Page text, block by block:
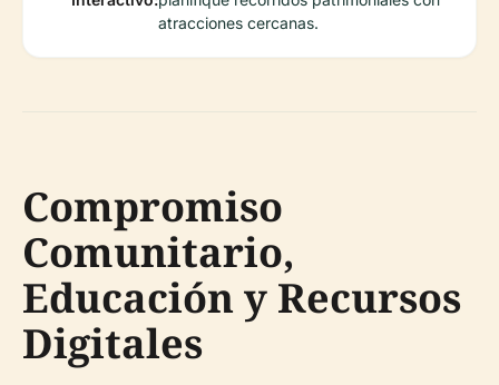
atracciones cercanas.
Compromiso
Comunitario,
Educación y Recursos
Digitales